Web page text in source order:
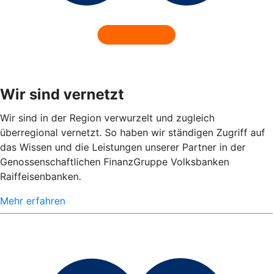
Wir sind vernetzt
Wir sind in der Region verwurzelt und zugleich
überregional vernetzt. So haben wir ständigen Zugriff auf
das Wissen und die Leistungen unserer Partner in der
Genossenschaftlichen FinanzGruppe Volksbanken
Raiffeisenbanken.
Mehr erfahren